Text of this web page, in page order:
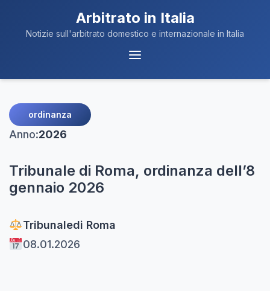
Arbitrato in Italia
Notizie sull'arbitrato domestico e internazionale in Italia
Menu
ordinanza
Anno:2026
Tribunale di Roma, ordinanza dell’8
gennaio 2026
Tribunaledi Roma
08.01.2026